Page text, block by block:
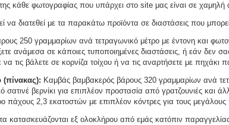
κάθε φωτογραφίας που υπάρχει στο site μας είναι σε
να διατεθεί με τα παρακάτω προϊόντα σε διαστάσεις που
250 γραμμαρίων ανά τετραγωνικό μέτρο με έντονη και
ανάμεσα σε κάποιες τυποποιημένες διαστάσεις, ή εάν δεν
να τις βάλετε σε κορνίζα τοίχου ή να τις αναρτήσετε με πηχάκι
(πίνακας): Καμβάς βαμβακερός βάρους 320 γραμμαρίων ανά
σατινέ βερνίκι για επιπλέον προστασία από γρατζουνιές και
πάχους 2,3 εκατοστών με επιπλέον κόντρες για τους
κατασκευάζονται εξ ολοκλήρου από εμάς κατόπιν παραγγελίας